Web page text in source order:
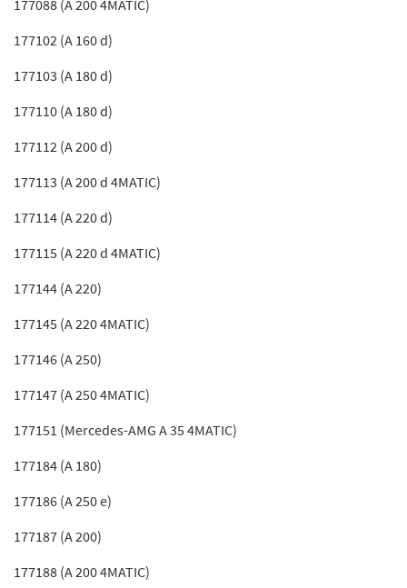
177088 (A 200 4MATIC)
177102 (A 160 d)
177103 (A 180 d)
177110 (A 180 d)
177112 (A 200 d)
177113 (A 200 d 4MATIC)
177114 (A 220 d)
177115 (A 220 d 4MATIC)
177144 (A 220)
177145 (A 220 4MATIC)
177146 (A 250)
177147 (A 250 4MATIC)
177151 (Mercedes-AMG A 35 4MATIC)
177184 (A 180)
177186 (A 250 e)
177187 (A 200)
177188 (A 200 4MATIC)